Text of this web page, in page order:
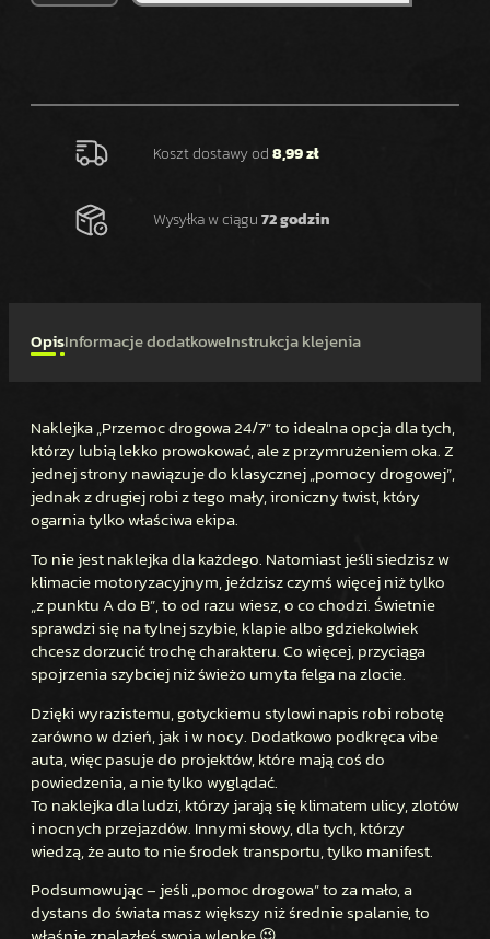
O
R
Z
O
C
D
R
G
O
W
A
2
/
7
Koszt dostawy od8,99 zł
Wysyłka w ciągu72 godzin
OpisInformacje dodatkoweInstrukcja klejenia
Naklejka „Przemoc drogowa 24/7” to idealna opcja dla tych,
którzy lubią lekko prowokować, ale z przymrużeniem oka. Z
jednej strony nawiązuje do klasycznej „pomocy drogowej”,
jednak z drugiej robi z tego mały, ironiczny twist, który
ogarnia tylko właściwa ekipa.
To nie jest naklejka dla każdego. Natomiast jeśli siedzisz w
klimacie motoryzacyjnym, jeździsz czymś więcej niż tylko
„z punktu A do B”, to od razu wiesz, o co chodzi. Świetnie
sprawdzi się na tylnej szybie, klapie albo gdziekolwiek
chcesz dorzucić trochę charakteru. Co więcej, przyciąga
spojrzenia szybciej niż świeżo umyta felga na zlocie.
Dzięki wyrazistemu, gotyckiemu stylowi napis robi robotę
zarówno w dzień, jak i w nocy. Dodatkowo podkręca vibe
auta, więc pasuje do projektów, które mają coś do
powiedzenia, a nie tylko wyglądać.
To naklejka dla ludzi, którzy jarają się klimatem ulicy, zlotów
i nocnych przejazdów. Innymi słowy, dla tych, którzy
wiedzą, że auto to nie środek transportu, tylko manifest.
Podsumowując – jeśli „pomoc drogowa” to za mało, a
dystans do świata masz większy niż średnie spalanie, to